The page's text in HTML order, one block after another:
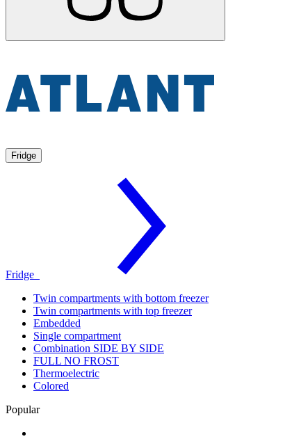
Fridge
Fridge
Twin compartments with bottom freezer
Twin compartments with top freezer
Embedded
Single compartment
Combination SIDE BY SIDE
FULL NO FROST
Thermoelectric
Colored
Popular